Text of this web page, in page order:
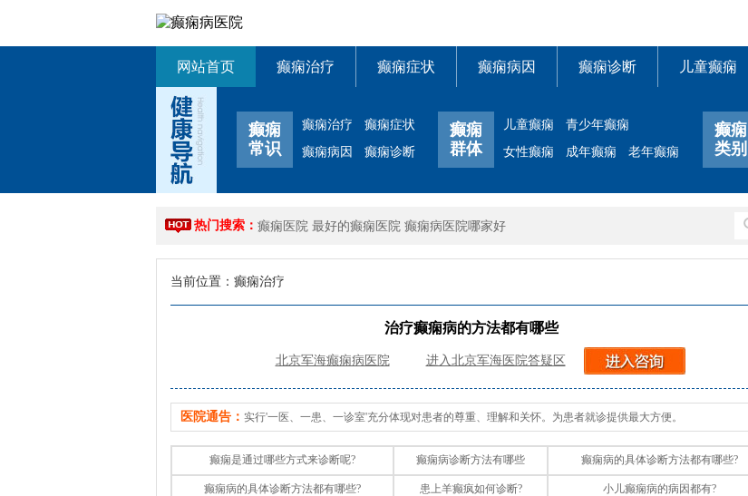
网站首页 癫痫治疗 癫痫症状 癫痫病因 癫痫诊断 儿童癫痫
癫痫
常识
癫痫治疗
癫痫症状
癫痫病因
癫痫诊断
癫痫
群体
儿童癫痫
青少年癫痫
女性癫痫
成年癫痫 老年癫痫
癫痫
类别
热门搜索： 癫痫医院 最好的癫痫医院 癫痫病医院哪家好
当前位置： 癫痫治疗
治疗癫痫病的方法都有哪些
北京军海癫痫病医院 进入北京军海医院答疑区
医院通告： 实行'一医、一患、一诊室'充分体现对患者的尊重、理解和关怀。为患者就诊提供最大方便。
癫痫是通过哪些方式来诊断呢? 癫痫病诊断方法有哪些 癫痫病的具体诊断方法都有哪些?
癫痫病的具体诊断方法都有哪些? 患上羊癫疯如何诊断? 小儿癫痫病的病因都有?